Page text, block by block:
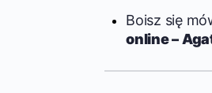
Boisz się
online –